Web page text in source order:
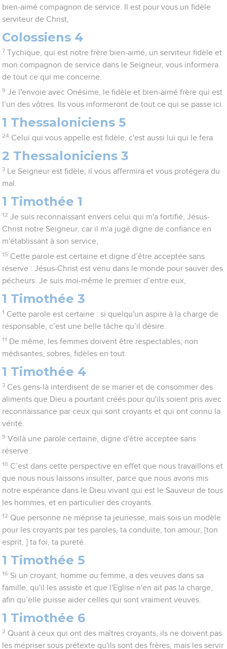
bien-aimé compagnon de service. Il est pour vous un fidèle
serviteur de Christ,
Colossiens 4
7 Tychique, qui est notre frère bien-aimé, un serviteur fidèle et
mon compagnon de service dans le Seigneur, vous informera
de tout ce qui me concerne.
9 Je l'envoie avec Onésime, le fidèle et bien-aimé frère qui est
l’un des vôtres. Ils vous informeront de tout ce qui se passe ici.
1 Thessaloniciens 5
24 Celui qui vous appelle est fidèle, c'est aussi lui qui le fera.
2 Thessaloniciens 3
3
Le Seigneur est fidèle, il vous affermira et vous protégera du
mal.
1 Timothée 1
12 Je suis reconnaissant envers celui qui m'a fortifié, Jésus-
Christ notre Seigneur, car il m'a jugé digne de confiance en
m'établissant à son service,
15 Cette parole est certaine et digne d’être acceptée sans
réserve : Jésus-Christ est venu dans le monde pour sauver des
pécheurs. Je suis moi-même le premier d’entre eux,
1 Timothée 3
1 Cette parole est certaine : si quelqu'un aspire à la charge de
responsable, c’est une belle tâche qu’il désire.
11 De même, les femmes doivent être respectables, non
médisantes, sobres, fidèles en tout.
1 Timothée 4
3 Ces gens-là interdisent de se marier et de consommer des
aliments que Dieu a pourtant créés pour qu'ils soient pris avec
reconnaissance par ceux qui sont croyants et qui ont connu la
vérité.
9 Voilà une parole certaine, digne d'être acceptée sans
réserve.
10 C’est dans cette perspective en effet que nous travaillons et
que nous nous laissons insulter, parce que nous avons mis
notre espérance dans le Dieu vivant qui est le Sauveur de tous
les hommes, et en particulier des croyants.
12 Que personne ne méprise ta jeunesse, mais sois un modèle
pour les croyants par tes paroles, ta conduite, ton amour, [ton
esprit, ] ta foi, ta pureté.
1 Timothée 5
16 Si un croyant, homme ou femme, a des veuves dans sa
famille, qu'il les assiste et que l'Eglise n'en ait pas la charge,
afin qu’elle puisse aider celles qui sont vraiment veuves.
1 Timothée 6
2 Quant à ceux qui ont des maîtres croyants, ils ne doivent pas
les mépriser sous prétexte qu'ils sont des frères, mais les servir